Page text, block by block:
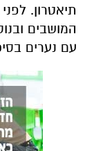
תיאטרון.
המושבים
עם נערים